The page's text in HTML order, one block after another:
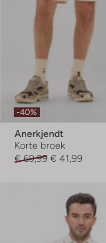
-40%
Anerkjendt
Korte broek
€ 69,99 € 41,99